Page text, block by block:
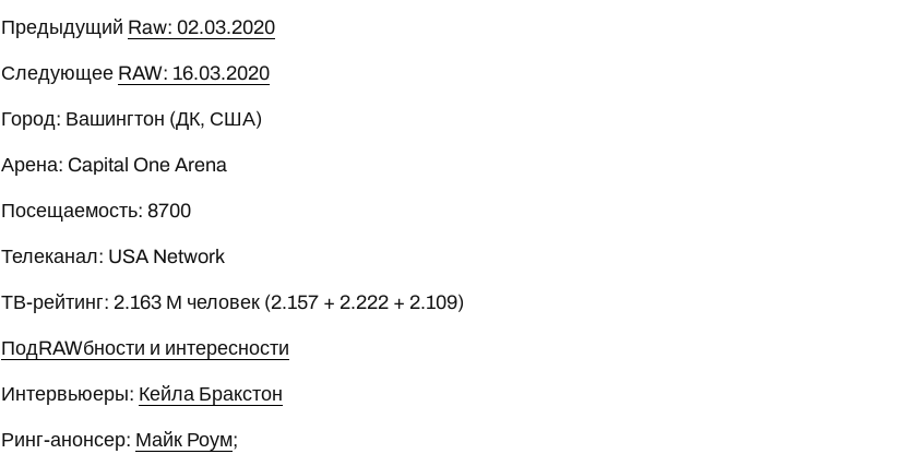
Предыдущий Raw: 02.03.2020
Следующее RAW: 16.03.2020
Город: Вашингтон (ДК, США)
Арена: Capital One Arena
Посещаемость: 8700
Телеканал: USA Network
ТВ-рейтинг: 2.163 М человек (2.157 + 2.222 + 2.109)
ПодRAWбности и интересности
Интервьюеры: Кейла Бракстон
Ринг-анонсер: Майк Роум;